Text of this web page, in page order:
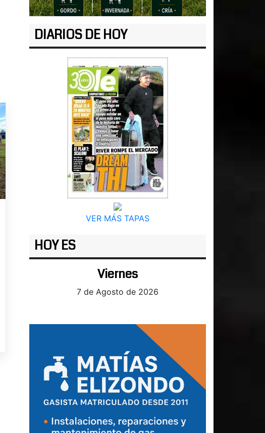
DIARIOS DE HOY
VER MÁS TAPAS
HOY ES
Viernes
7 de Agosto de 2026